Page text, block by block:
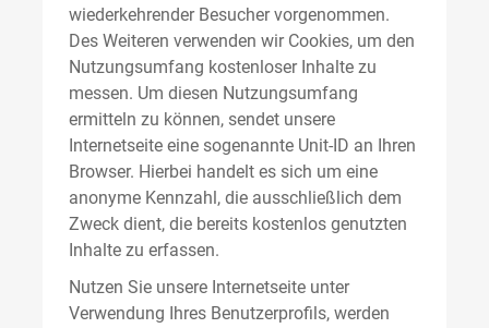
wiederkehrender Besucher vorgenommen.
Des Weiteren verwenden wir Cookies, um den
Nutzungsumfang kostenloser Inhalte zu
messen. Um diesen Nutzungsumfang
ermitteln zu können, sendet unsere
Internetseite eine sogenannte Unit-ID an Ihren
Browser. Hierbei handelt es sich um eine
anonyme Kennzahl, die ausschließlich dem
Zweck dient, die bereits kostenlos genutzten
Inhalte zu erfassen.
Nutzen Sie unsere Internetseite unter
Verwendung Ihres Benutzerprofils, werden